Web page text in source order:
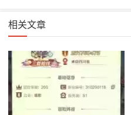
相关文章